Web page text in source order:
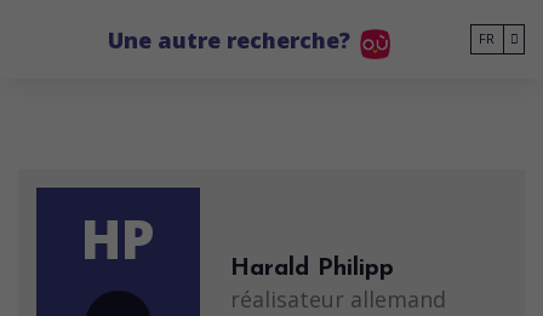
Une autre recherche? FR
HP Harald Philipp
réalisateur allemand